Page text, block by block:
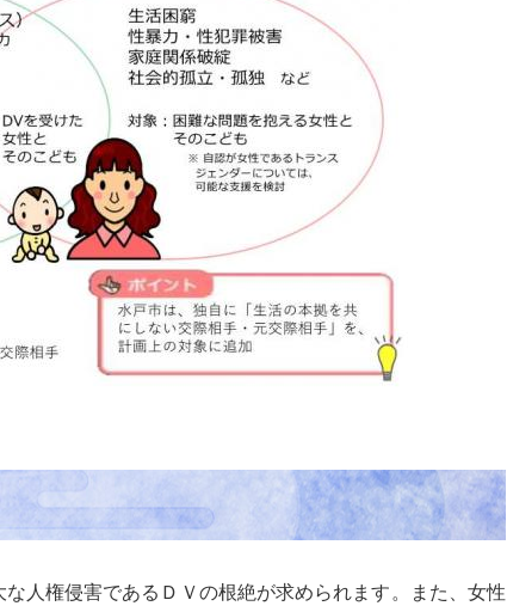
人権侵害であるＤＶの根絶が求められます。また、女性